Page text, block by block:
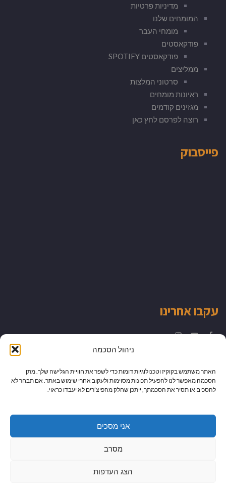
ניהול הסכמה
האתר משתמש בקוקיז וטכנולוגיות דומות כדי לשפר את חוויית הגלישה שלך. מתן
הסכמה מאפשר לנו להפעיל תכונות מסוימות ולעקוב אחרי שימוש באתר. אם תבחר לא
להסכים או תסיר את הסכמתך, ייתכן שחלק מהפיצ’רים לא יעבדו כראוי.
אני מסכים
מסרב
הצג העדפות
מדיניות פרטיות
המומחים שלנו
מומחי העבר
פודקאסטים
פודקאסטים SPOTIFY
ממליצים
סרטוני המלצות
ראיונות מומחים
מגזינים קודמים
רוצה לפרסם לחץ כאן
פייסבוק
עקבו אחרינו